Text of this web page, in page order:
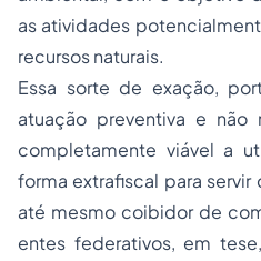
as atividades
recursos naturais.
Essa sorte de exação,
atuação preventiva e não
completamente viável a
forma extrafiscal para
até mesmo coibidor de
entes federativos, em